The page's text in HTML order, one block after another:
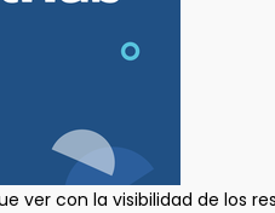
ver con la visibilidad de los